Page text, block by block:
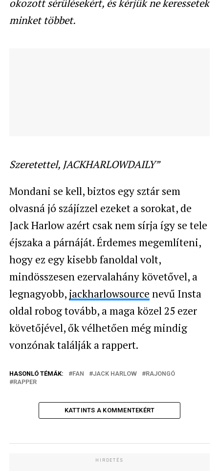
okozott sérülésekért, és kérjük ne keressetek
minket többet.
Szeretettel, JACKHARLOWDAILY”
Mondani se kell, biztos egy sztár sem
olvasná jó szájízzel ezeket a sorokat, de
Jack Harlow azért csak nem sírja így se tele
éjszaka a párnáját. Érdemes megemlíteni,
hogy ez egy kisebb fanoldal volt,
mindösszesen ezervalahány követővel, a
legnagyobb, jackharlowsource nevű Insta
oldal robog tovább, a maga közel 25 ezer
követőjével, ők vélhetően még mindig
vonzónak találják a rappert.
HASONLÓ TÉMÁK: FAN JACK HARLOW
RAJONGÓ
RAPPER
KATTINTS A KOMMENTEKÉRT
HIRDETÉS